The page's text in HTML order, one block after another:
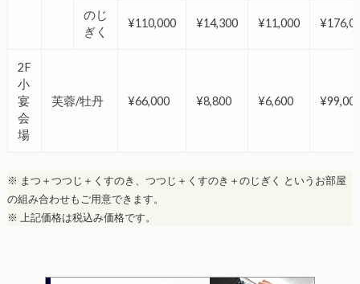
のじ
ぎく
¥110,000 ¥14,300 ¥11,000
2F
小
宴
会
場
芙蓉/牡丹 ¥66,000 ¥8,800 ¥6,600
※ まつ＋つつじ＋くすのき、つつじ＋くすのき＋のじぎく というお部屋
の組み合わせもご用意できます。
※ 上記価格は税込み価格です。